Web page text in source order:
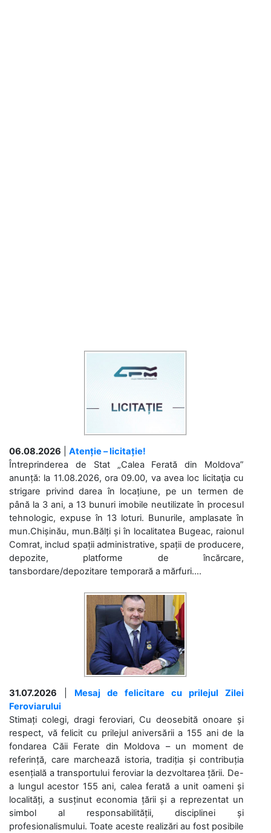
06.08.2026
Atenție – licitație!
Întreprinderea de Stat „Calea Ferată din Moldova”
anunță: la 11.08.2026, ora 09.00, va avea loc licitaţia cu
strigare privind darea în locațiune, pe un termen de
până la 3 ani, a 13 bunuri imobile neutilizate în procesul
tehnologic, expuse în 13 loturi. Bunurile, amplasate în
mun.Chișinău, mun.Bălți și în localitatea Bugeac, raionul
Comrat, includ spații administrative, spații de producere,
depozite, platforme de încărcare,
tansbordare/depozitare temporară a mărfuri....
31.07.2026
Mesaj de felicitare cu prilejul Zilei
Feroviarului
Stimați colegi, dragi feroviari, Cu deosebită onoare și
respect, vă felicit cu prilejul aniversării a 155 ani de la
fondarea Căii Ferate din Moldova – un moment de
referință, care marchează istoria, tradiția și contribuția
esențială a transportului feroviar la dezvoltarea țării. De-
a lungul acestor 155 ani, calea ferată a unit oameni și
localități, a susținut economia țării și a reprezentat un
simbol al responsabilității, disciplinei și
profesionalismului. Toate aceste realizări au fost posibile